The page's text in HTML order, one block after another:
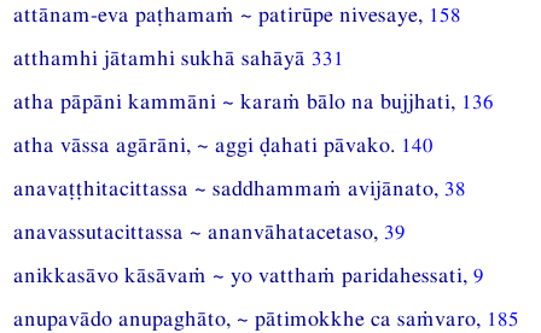
attānam-eva paṭhamaṁ ~ patirūpe nivesaye, 158
atthamhi jātamhi sukhā sahāyā 331
atha pāpāni kammāni ~ karaṁ bālo na bujjhati, 136
atha vāssa agārāni, ~ aggi ḍahati pāvako. 140
anavaṭṭhitacittassa ~ saddhammaṁ avijānato, 38
anavassutacittassa ~ ananvāhatacetaso, 39
anikkasāvo kāsāvaṁ ~ yo vatthaṁ paridahessati,9
anupavādo anupaghāto, ~ pātimokkhe ca saṁvaro, 185